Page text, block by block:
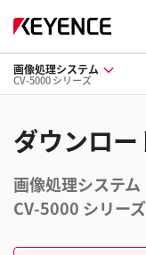
画像処理システム
CV-5000 シリーズ
ダウンロー
画像処理システム
CV-5000 シリーズ